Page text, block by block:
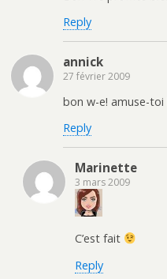
Reply
annick
27 février 2009
bon w-e! amuse-toi
Reply
Marinette
3 mars 2009
C’est fait
Reply